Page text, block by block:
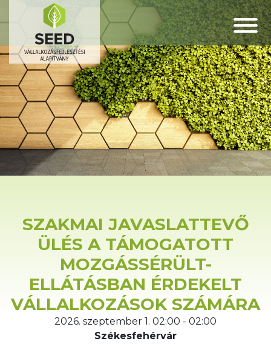
SZAKMAI JAVASLATTEVŐ
ÜLÉS A TÁMOGATOTT
MOZGÁSSÉRÜLT-
ELLÁTÁSBAN ÉRDEKELT
VÁLLALKOZÁSOK SZÁMÁRA
2026. szeptember 1. 02:00 - 02:00
Székesfehérvár